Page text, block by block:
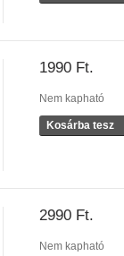
1990 Ft.
Nem kapható
Kosárba tesz
2990 Ft.
Nem kapható